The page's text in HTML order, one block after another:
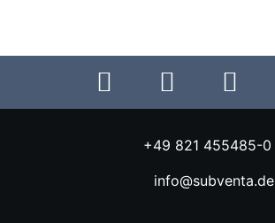
+49 821 455485-0
info@subventa.de